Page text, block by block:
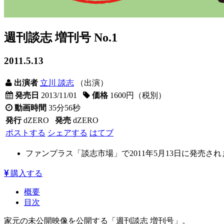
週刊談志 増刊号 No.1
2011.5.13
出演者 立川 談志 （出演）
発売日 2013/11/01 価格 1600円（税別）
動画時間 35分56秒
発行dZERO 発売 dZERO
ポストする シェアする はてブ
ファンプラス「談志市場」で2011年5月13日に発売され
購入する
概要
目次
家元の未公開映像を公開する「週刊談志 増刊号」。